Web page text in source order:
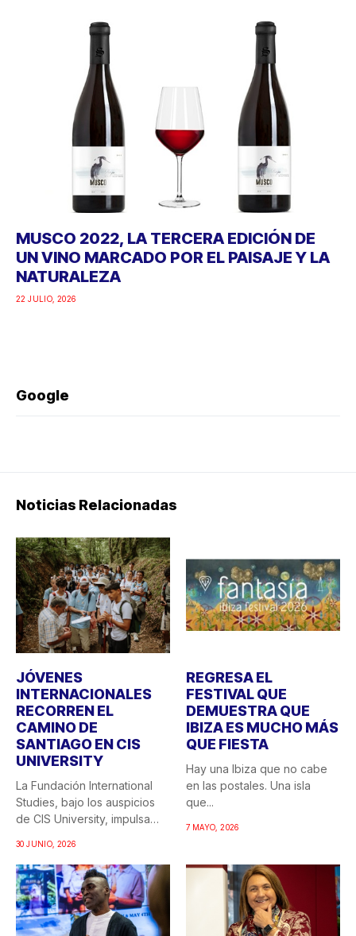
MUSCO 2022, LA TERCERA EDICIÓN DE
UN VINO MARCADO POR EL PAISAJE Y LA
NATURALEZA
22 JULIO, 2026
Google
Noticias Relacionadas
JÓVENES
INTERNACIONALES
RECORREN EL
CAMINO DE
SANTIAGO EN CIS
UNIVERSITY
La Fundación International
Studies, bajo los auspicios
de CIS University, impulsa
30 JUNIO, 2026
REGRESA EL
FESTIVAL QUE
DEMUESTRA QUE
IBIZA ES MUCHO MÁS
QUE FIESTA
Hay una Ibiza que no cabe
en las postales. Una isla
que...
7 MAYO, 2026